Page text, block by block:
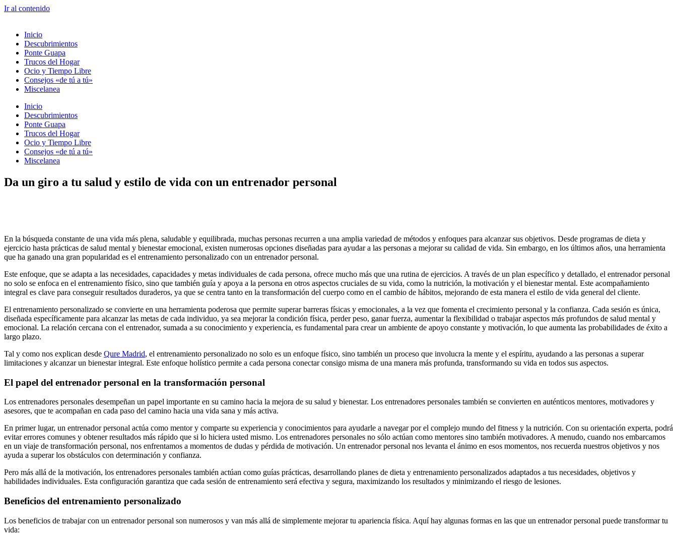
Ir al contenido
Inicio
Descubrimientos
Ponte Guapa
Trucos del Hogar
Ocio y Tiempo Libre
Consejos «de tú a tú»
Miscelanea
Inicio
Descubrimientos
Ponte Guapa
Trucos del Hogar
Ocio y Tiempo Libre
Consejos «de tú a tú»
Miscelanea
Da un giro a tu salud y estilo de vida con un entrenador personal
En la búsqueda constante de una vida más plena, saludable y equilibrada, muchas personas recurren a una amplia variedad de métodos y enfoques para alcanzar sus objetivos. Desde programas de dieta y
ejercicio hasta prácticas de salud mental y bienestar emocional, existen numerosas opciones diseñadas para ayudar a las personas a mejorar su calidad de vida. Sin embargo, en los últimos años, una herramienta
que ha ganado una gran popularidad es el entrenamiento personalizado con un entrenador personal.
Este enfoque, que se adapta a las necesidades, capacidades y metas individuales de cada persona, ofrece mucho más que una rutina de ejercicios. A través de un plan específico y detallado, el entrenador personal
no solo se enfoca en el entrenamiento físico, sino que también guía y apoya a la persona en otros aspectos cruciales de su vida, como la nutrición, la motivación y el bienestar mental. Este acompañamiento
integral es clave para conseguir resultados duraderos, ya que se centra tanto en la transformación del cuerpo como en el cambio de hábitos, mejorando de esta manera el estilo de vida general del cliente.
El entrenamiento personalizado se convierte en una herramienta poderosa que permite superar barreras físicas y emocionales, a la vez que fomenta el crecimiento personal y la confianza. Cada sesión es única,
diseñada específicamente para alcanzar las metas de cada individuo, ya sea mejorar la condición física, perder peso, ganar fuerza, aumentar la flexibilidad o trabajar aspectos más profundos de salud mental y
emocional. La relación cercana con el entrenador, sumada a su conocimiento y experiencia, es fundamental para crear un ambiente de apoyo constante y motivación, lo que aumenta las probabilidades de éxito a
largo plazo.
Tal y como nos explican desde Qure Madrid, el entrenamiento personalizado no solo es un enfoque físico, sino también un proceso que involucra la mente y el espíritu, ayudando a las personas a superar
limitaciones y alcanzar un bienestar integral. Este enfoque holístico permite a cada persona conectar consigo misma de una manera más profunda, transformando su vida en todos sus aspectos.
El papel del entrenador personal en la transformación personal
Los entrenadores personales desempeñan un papel importante en su camino hacia la mejora de su salud y bienestar. Los entrenadores personales también se convierten en auténticos mentores, motivadores y
asesores, que te acompañan en cada paso del camino hacia una vida sana y más activa.
En primer lugar, un entrenador personal actúa como mentor y comparte su experiencia y conocimientos para ayudarle a navegar por el complejo mundo del fitness y la nutrición. Con su orientación experta, podrá
evitar errores comunes y obtener resultados más rápido que si lo hiciera usted mismo. Los entrenadores personales no sólo actúan como mentores sino también motivadores. A menudo, cuando nos embarcamos
en un viaje de transformación personal, nos enfrentamos a momentos de dudas y pérdida de motivación. Un entrenador personal nos levanta el ánimo en esos momentos, nos recuerda nuestros objetivos y nos
ayuda a superar los obstáculos con determinación y confianza.
Pero más allá de la motivación, los entrenadores personales también actúan como guías prácticas, desarrollando planes de dieta y entrenamiento personalizados adaptados a tus necesidades, objetivos y
habilidades individuales. Esta configuración garantiza que cada sesión de entrenamiento será efectiva y segura, maximizando los resultados y minimizando el riesgo de lesiones.
Beneficios del entrenamiento personalizado
Los beneficios de trabajar con un entrenador personal son numerosos y van más allá de simplemente mejorar tu apariencia física. Aquí hay algunas formas en las que un entrenador personal puede transformar tu
vida: